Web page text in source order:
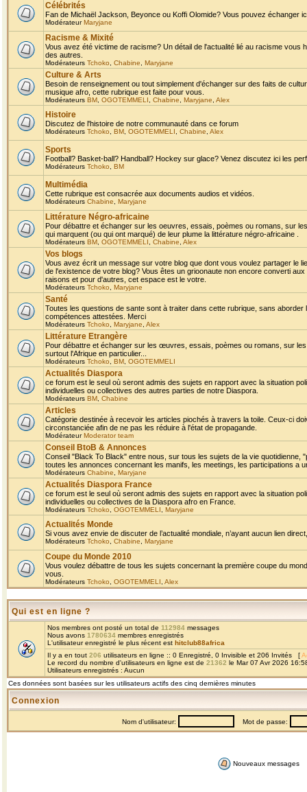
Célébrités
Fan de Michaël Jackson, Beyonce ou Koffi Olomide? Vous pouvez échanger
ModérateurMaryjane
Racisme & Mixité
Vous avez été victime de racisme? Un détail de l'actualité lié au racisme
des autres.
Modérateurs Tchoko Chabine Maryjane
Culture & Arts
Besoin de renseignement ou tout simplement d'échanger sur des faits de
musique afro, cette rubrique est faite pour vous.
Modérateurs BM OGOTEMMELI Chabine Maryjane Alex
Histoire
Discutez de l'histoire de notre communauté dans ce forum
Modérateurs Tchoko BM OGOTEMMELI Chabine Alex
Sports
Football? Basket-ball? Handball? Hockey sur glace? Venez discutez ici les
Modérateurs Tchoko BM
Multimédia
Cette rubrique est consacrée aux documents audios et vidéos.
Modérateurs Chabine Maryjane
Littérature Négro-africaine
Pour débattre et échanger sur les oeuvres, essais, poèmes ou romans, sur
qui marquent (ou qui ont marqué) de leur plume la littérature négro-africaine .
Modérateurs BM OGOTEMMELI Chabine Alex
Vos blogs
Vous avez écrit un message sur votre blog que dont vous voulez partager le
de l'existence de votre blog? Vous êtes un grioonaute non encore converti
raisons et pour d'autres, cet espace est le votre.
Modérateurs Tchoko Maryjane
Santé
Toutes les questions de sante sont à traiter dans cette rubrique, sans
compétences attestées. Merci
Modérateurs Tchoko Maryjane Alex
Littérature Etrangère
Pour débattre et échanger sur les œuvres, essais, poèmes ou romans, sur
surtout l'Afrique en particulier...
Modérateurs Tchoko BM OGOTEMMELI
Actualités Diaspora
ce forum est le seul où seront admis des sujets en rapport avec la situation
individuelles ou collectives des autres parties de notre Diaspora.
Modérateurs BM Chabine
Articles
Catégorie destinée à recevoir les articles piochés à travers la toile. Ceux-ci
circonstanciée afin de ne pas les réduire à l'état de propagande.
ModérateurModerator team
Conseil BtoB & Annonces
Conseil "Black To Black" entre nous, sur tous les sujets de la vie
toutes les annonces concernant les manifs, les meetings, les participations a
Modérateurs Chabine Maryjane
Actualités Diaspora France
ce forum est le seul où seront admis des sujets en rapport avec la situation
individuelles ou collectives de la Diaspora afro en France.
Modérateurs Tchoko OGOTEMMELI Maryjane
Actualités Monde
Si vous avez envie de discuter de l’actualité mondiale, n’ayant aucun lien
Modérateurs Tchoko Chabine Maryjane
Coupe du Monde 2010
Vous voulez débattre de tous les sujets concernant la première coupe du
vous.
Modérateurs Tchoko OGOTEMMELI Alex
Qui est en ligne ?
Nos membres ont posté un total de 112984 messages
Nous avons 1780634 membres enregistrés
L'utilisateur enregistré le plus récent est hitclub88africa
Il y a en tout 206 utilisateurs en ligne :: 0 Enregistré, 0 Invisible et 206 Invités [
Le record du nombre d'utilisateurs en ligne est de 21362 le Mar 07 Avr 2026
Utilisateurs enregistrés : Aucun
Ces données sont basées sur les utilisateurs actifs des cinq dernières minutes
Connexion
Nom d'utilisateur: Mot de passe:
Nouveaux messages